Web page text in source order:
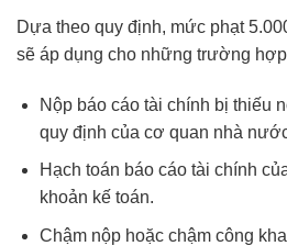
Dựa theo quy định, mức phạt
sẽ áp dụng cho những trường
Nộp báo cáo tài chính bị thiếu
quy định của cơ quan nhà
Hạch toán báo cáo tài chính
khoản kế toán.
Chậm nộp hoặc chậm công